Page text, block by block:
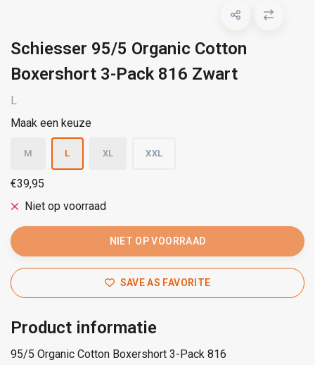
Schiesser 95/5 Organic Cotton
Boxershort 3-Pack 816 Zwart
L
Maak een keuze
M L XL XXL
€39,95
Niet op voorraad
NIET OP VOORRAAD
SAVE AS FAVORITE
Product informatie
95/5 Organic Cotton Boxershort 3-Pack 816